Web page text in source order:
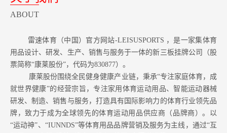
ABOUT
雷速体育（中国）官方网站-LEISUSPORTS ，是一家集体育
用品设计、研发、生产、销售与服务于一体的新三板挂牌公司（股
票简称“康莱股份”，代码为830877）。
康莱股份围绕全民健身健康产业链，秉承“专注家庭体育，成
就世界健康”的经营宗旨，专注家用体育运动用品、智能运动器械
研发、制造、销售与服务，打造具有国际影响力的体育行业领先品
牌，致力于成为全球领先的体育运动用品供应商（品牌商）。以
“运动神”、“IUNNDS”等体育用品品牌营销及服务为主线，通过“互